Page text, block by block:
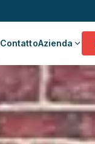
ContattoAzienda